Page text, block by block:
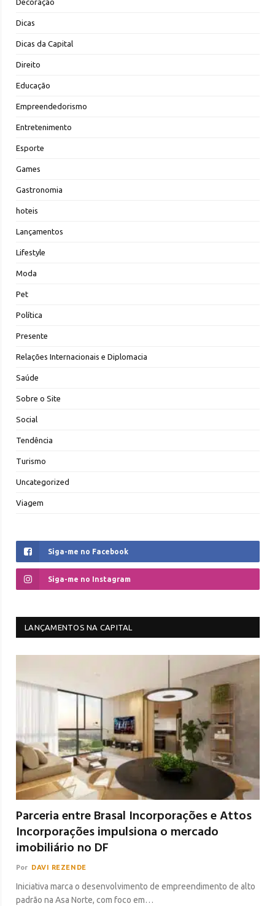
Decoração
Dicas
Dicas da Capital
Direito
Educação
Empreendedorismo
Entretenimento
Esporte
Games
Gastronomia
hoteis
Lançamentos
Lifestyle
Moda
Pet
Política
Presente
Relações Internacionais e Diplomacia
Saúde
Sobre o Site
Social
Tendência
Turismo
Uncategorized
Viagem
Siga-me no Facebook
Siga-me no Instagram
LANÇAMENTOS NA CAPITAL
Parceria entre Brasal Incorporações e Attos
Incorporações impulsiona o mercado
imobiliário no DF
Por DAVI REZENDE
Iniciativa marca o desenvolvimento de empreendimento de alto
padrão na Asa Norte, com foco em…